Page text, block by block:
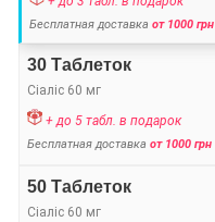
Бесплатная доставкаот 1000 грн
30 Таблеток
Сіаліс 60 мг
+ до 5 табл. в подарок
Бесплатная доставкаот 1000 грн
50 Таблеток
Сіаліс 60 мг